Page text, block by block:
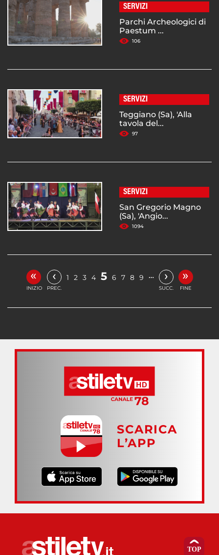
SERVIZI
Parchi Archeologici di
Paestum ...
106
SERVIZI
Teggiano (Sa), 'Alla
tavola del...
97
SERVIZI
San Gregorio Magno
(Sa), 'Angio...
1094
«
INIZIO
‹
PREC.
1 2 3 4 5 6 7 8 9 … ›
SUCC.
»
FINE
SCARICA
L’APP